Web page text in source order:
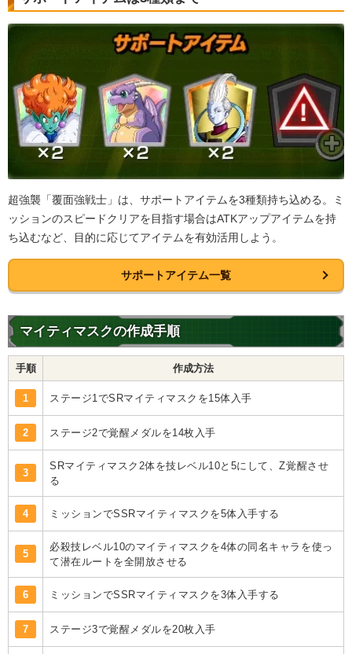
超強襲「覆面強戦士」は、サポートアイテムを3種類持ち込める。ミ
ッションのスピードクリアを目指す場合はATKアップアイテムを持
ち込むなど、目的に応じてアイテムを有効活用しよう。
サポートアイテム一覧
マイティマスクの作成手順
手順 作成方法
1 ステージ1でSRマイティマスクを15体入手
2 ステージ2で覚醒メダルを14枚入手
3
SRマイティマスク2体を技レベル10と5にして、Z覚醒させ
る
4 ミッションでSSRマイティマスクを5体入手する
5
必殺技レベル10のマイティマスクを4体の同名キャラを使っ
て潜在ルートを全開放させる
6 ミッションでSSRマイティマスクを3体入手する
7 ステージ3で覚醒メダルを20枚入手